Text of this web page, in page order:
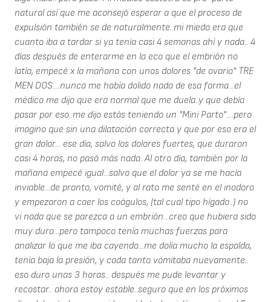
natural así que me aconsejó esperar a que el proceso de
expulsión también se de naturalmente..mi miedo era que
cuanto iba a tardar si ya tenía casi 4 semanas ahí y nada.. 4
días después de enterarme en la eco que el embrión no
latía, empecé x la mañana con unos dolores "de ovario" TRE
MEN DOS....nunca me había dolido nada de esa forma...el
médico me dijo que era normal que me duela..y que debía
pasar por eso..me dijo estás teniendo un "Mini Parto"....pero
imagino que sin una dilatación correcta y que por eso era el
gran dolor... ese día, salvo los dolores fuertes, que duraron
casi 4 horas, no pasó más nada. Al otro día, también por la
mañana empecé igual...salvo que el dolor ya se me hacía
inviable...de pronto, vomité, y al rato me senté en el inodoro
y empezaron a caer los coágulos, (tal cual tipo hígado..) no
vi nada que se parezca a un embrión...creo que hubiera sido
muy duro...pero tampoco tenía muchas fuerzas para
analizar lo que me iba cayendo...me dolía mucho la espalda,
tenía baja la presión, y cada tanto vomitaba nuevamente..
eso duro unas 3 horas.. después me pude levantar y
recostar.. ahora estoy estable..seguro que en los próximos